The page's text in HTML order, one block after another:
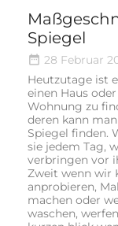
Spiegel
date_range 28 Februar
Heutzutage ist
einen Haus
Wohnung zu
deren kann
Spiegel finden.
sie jedem Tag,
verbringen vor
Zweit wenn wir
anprobieren,
machen oder
waschen,